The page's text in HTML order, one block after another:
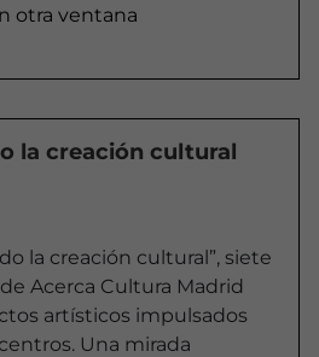
otra ventana
la creación cultural
la creación cultural”, siete
Acerca Cultura Madrid
artísticos impulsados
Una mirada